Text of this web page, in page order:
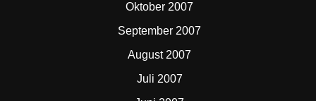
Oktober 2007
September 2007
August 2007
Juli 2007